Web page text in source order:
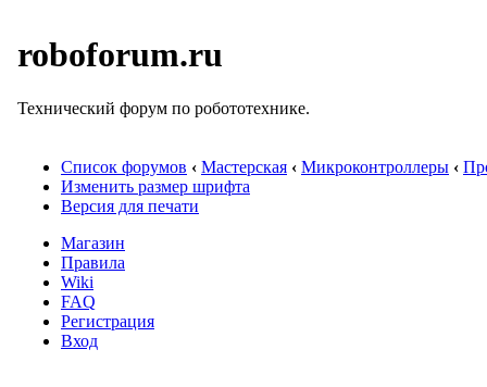
roboforum.ru
Технический форум по робототехнике.
Список форумов ‹ Мастерская ‹ Микроконтроллеры ‹
Изменить размер шрифта
Версия для печати
Магазин
Правила
Wiki
FAQ
Регистрация
Вход